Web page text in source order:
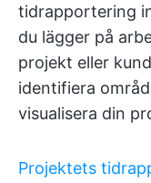
tidrapportering
du lägger på
projekt eller
identifiera
visualisera din
Projektets